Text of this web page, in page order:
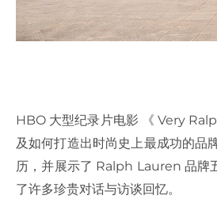
HBO 大型纪录片电影 《 Very
及如何打造出时尚史上最成功的
历，并展示了 Ralph Lauren 品牌
了许多珍贵对话与访谈回忆。